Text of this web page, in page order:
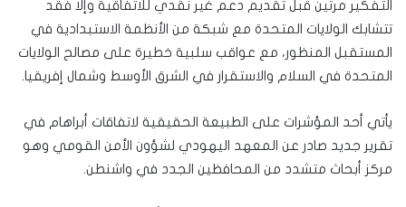
التفكير مرتين قبل تقديم دعم غير نقدي للاتفاقية وإلا فقد
تتشابك الولايات المتحدة مع شبكة من الأنظمة الاستبدادية في
المستقبل المنظور، مع عواقب سلبية خطيرة على مصالح الولايات
المتحدة في السلام والاستقرار في الشرق الأوسط وشمال إفريقيا.
يأتي أحد المؤشرات على الطبيعة الحقيقية لاتفاقات أبراهام في
تقرير جديد صادر عن المعهد اليهودي لشؤون الأمن القومي وهو
مركز أبحاث متشدد من المحافظين الجدد في واشنطن.